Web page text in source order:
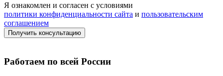
Я ознакомлен и согласен с условиями
политики конфиденциальности сайта и пользовательским
соглашением
Работаем по всей России